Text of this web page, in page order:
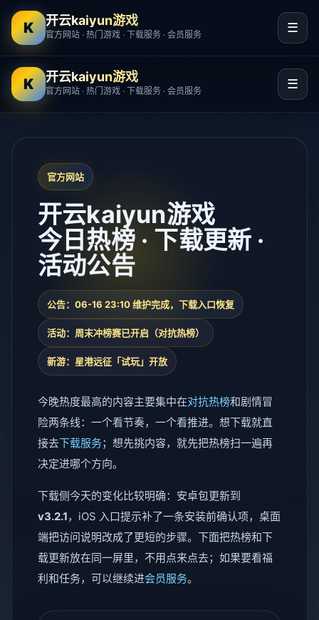
K 开云kaiyun游戏
官方网站 · 热门游戏 · 下载服务 · 会员服务 ☰
K 开云kaiyun游戏
官方网站 · 热门游戏 · 下载服务 · 会员服务 ☰
官方网站
开云kaiyun游戏
今日热榜 · 下载更新 ·
活动公告
公告：06-16 23:10 维护完成，下载入口恢复
活动：周末冲榜赛已开启（对抗热榜）
新游：星港远征「试玩」开放
今晚热度最高的内容主要集中在对抗热榜和剧情冒
险两条线：一个看节奏，一个看推进。想下载就直
接去下载服务；想先挑内容，就先把热榜扫一遍再
决定进哪个方向。
下载侧今天的变化比较明确：安卓包更新到
v3.2.1，iOS 入口提示补了一条安装前确认项，桌面
端把访问说明改成了更短的步骤。下面把热榜和下
载更新放在同一屏里，不用点来点去；如果要看福
利和任务，可以继续进会员服务。